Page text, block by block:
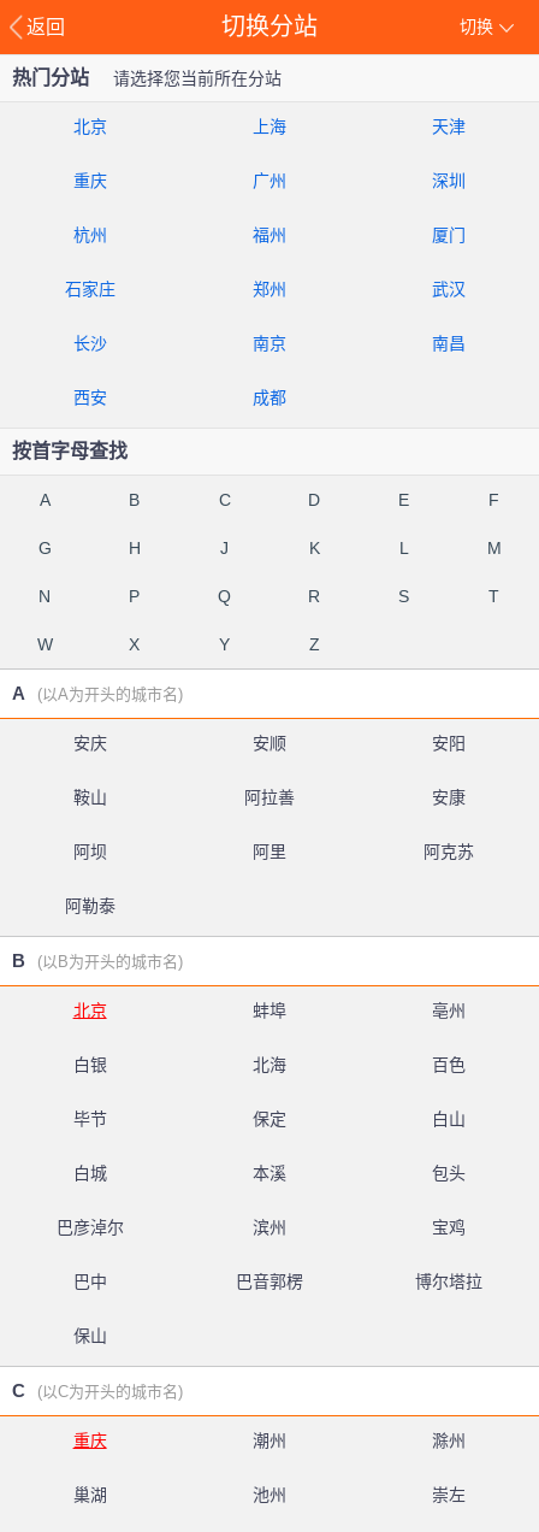
返回 切换
切换分站
热门分站 请选择您当前所在分站
北京 上海 天津
重庆 广州 深圳
杭州 福州 厦门
石家庄 郑州 武汉
长沙 南京 南昌
西安 成都
按首字母查找
A B C D E F
G H J K L M
N P Q R S T
W X Y Z
A (以A为开头的城市名)
安庆 安顺 安阳
鞍山 阿拉善 安康
阿坝 阿里 阿克苏
阿勒泰
B (以B为开头的城市名)
北京 蚌埠 亳州
白银 北海 百色
毕节 保定 白山
白城 本溪 包头
巴彦淖尔 滨州 宝鸡
巴中 巴音郭楞 博尔塔拉
保山
C (以C为开头的城市名)
重庆 潮州 滁州
巢湖 池州 崇左